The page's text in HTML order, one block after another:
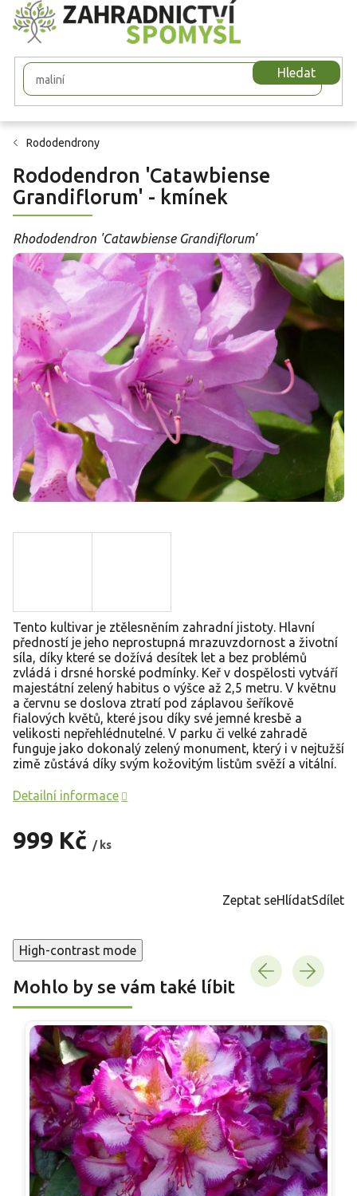
Přejít
na
obsah
Hledat
Rododendrony
Rododendron 'Catawbiense
Grandiflorum' - kmínek
Rhododendron 'Catawbiense Grandiflorum'
999 Kč / ks
Tento kultivar je ztělesněním zahradní jistoty. Hlavní
předností je jeho neprostupná mrazuvzdornost a životní
síla, díky které se dožívá desítek let a bez problémů
zvládá i drsné horské podmínky. Keř v dospělosti vytváří
majestátní zelený habitus o výšce až 2,5 metru. V květnu
a červnu se doslova ztratí pod záplavou šeříkově
fialových květů, které jsou díky své jemné kresbě a
velikosti nepřehlédnutelné. V parku či velké zahradě
funguje jako dokonalý zelený monument, který i v nejtužší
zimě zůstává díky svým kožovitým listům svěží a vitální.
Detailní informace
Zeptat seHlídatSdílet
High-contrast mode
Mohlo by se vám také líbit